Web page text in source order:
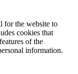
for the website to
cookies that
of the
information.